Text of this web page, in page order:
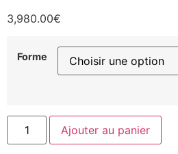
3,980.00€
Forme
Ajouter au panier